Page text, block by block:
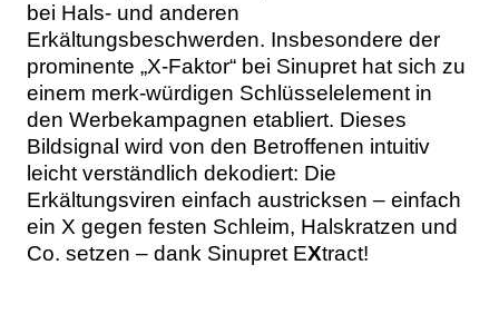
bei Hals- und anderen
Erkältungsbeschwerden. Insbesondere der
prominente „X-Faktor“ bei Sinupret hat sich zu
einem merk-würdigen Schlüsselelement in
den Werbekampagnen etabliert. Dieses
Bildsignal wird von den Betroffenen intuitiv
leicht verständlich dekodiert: Die
Erkältungsviren einfach austricksen – einfach
ein X gegen festen Schleim, Halskratzen und
Co. setzen – dank Sinupret EXtract!